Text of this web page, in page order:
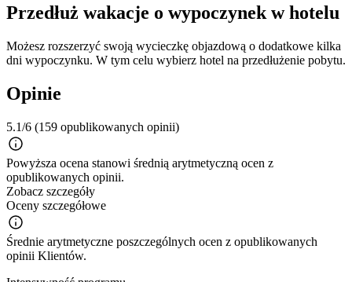
Przedłuż wakacje o wypoczynek w hotelu
Możesz rozszerzyć swoją wycieczkę objazdową o dodatkowe kilka
dni wypoczynku. W tym celu wybierz hotel na przedłużenie pobytu.
Opinie
5.1/6 (159 opublikowanych opinii)
Powyższa ocena stanowi średnią arytmetyczną ocen z
opublikowanych opinii.
Zobacz szczegóły
Oceny szczegółowe
Średnie arytmetyczne poszczególnych ocen z opublikowanych
opinii Klientów.